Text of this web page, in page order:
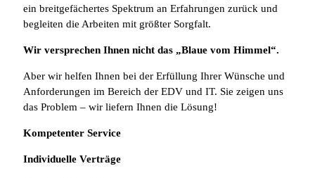
ein breitgefächertes Spektrum an Erfahrungen zurück und
begleiten die Arbeiten mit größter Sorgfalt.
Wir versprechen Ihnen nicht das „Blaue vom Himmel“.
Aber wir helfen Ihnen bei der Erfüllung Ihrer Wünsche und
Anforderungen im Bereich der EDV und IT. Sie zeigen uns
das Problem – wir liefern Ihnen die Lösung!
Kompetenter Service
Individuelle Verträge